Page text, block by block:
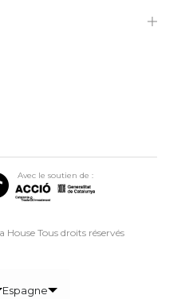
Avec le soutien de :
Tous droits réservés
Espagne